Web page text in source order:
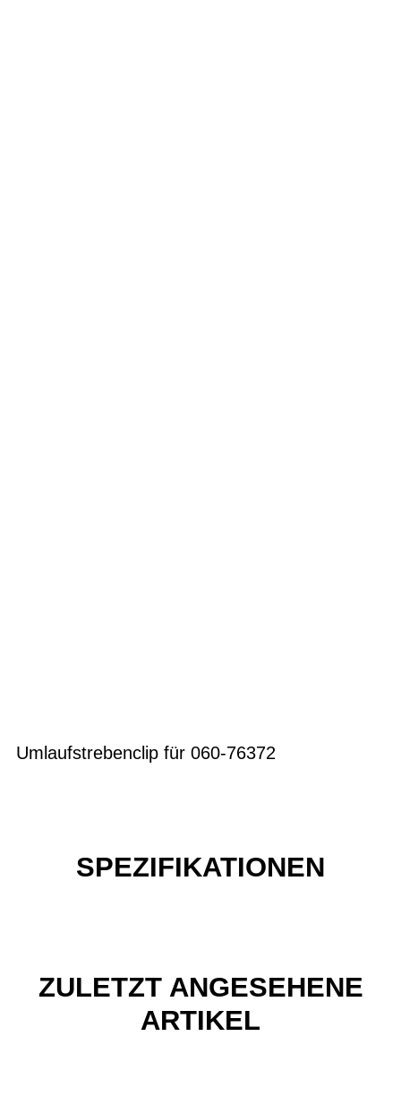
Umlaufstrebenclip für 060-76372
SPEZIFIKATIONEN
ZULETZT ANGESEHENE
ARTIKEL